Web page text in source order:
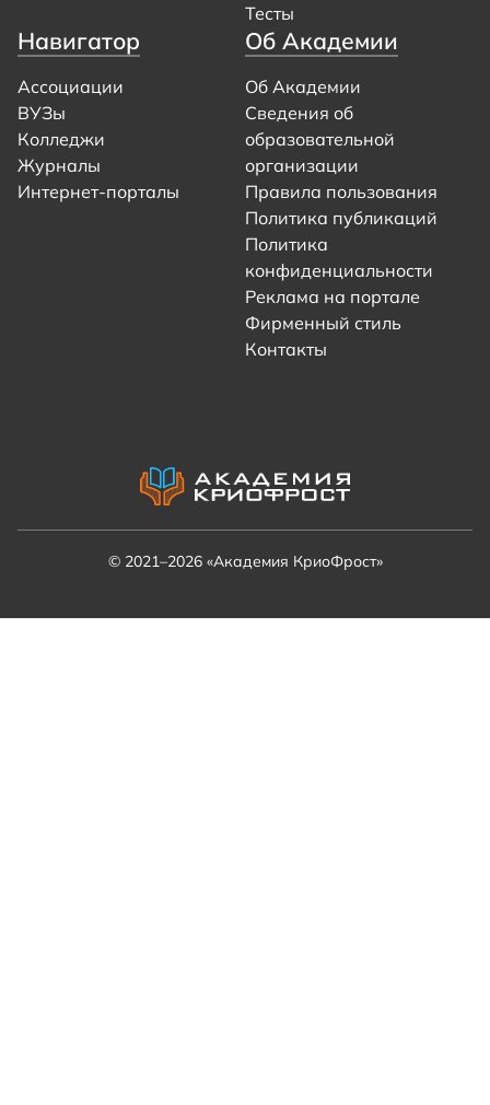
Тесты
Навигатор
Ассоциации
ВУЗы
Колледжи
Журналы
Интернет-порталы
Об Академии
Об Академии
Сведения об
образовательной
организации
Правила пользования
Политика публикаций
Политика
конфиденциальности
Реклама на портале
Фирменный стиль
Контакты
© 2021–2026 «Академия КриоФрост»